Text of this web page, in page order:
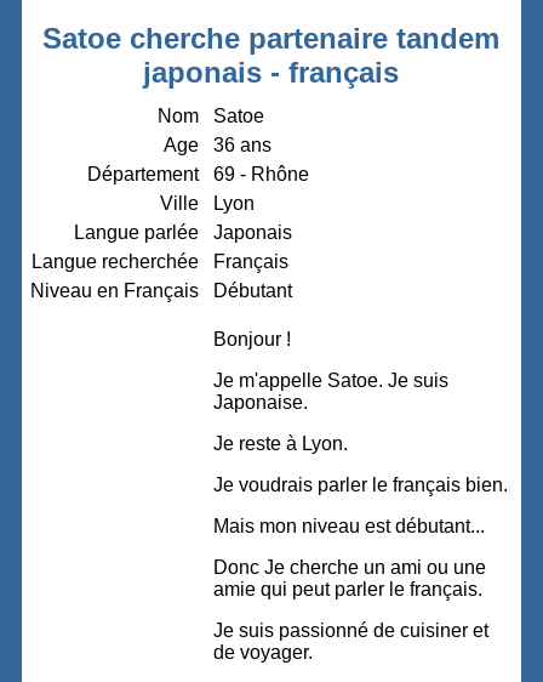
Satoe cherche partenaire tandem
japonais - français
Nom
Satoe
Age
36 ans
Département
69 - Rhône
Ville
Lyon
Langue parlée
Japonais
Langue recherchée
Français
Niveau en Français
Débutant
Bonjour !
Je m'appelle Satoe. Je suis
Japonaise.
Je reste à Lyon.
Je voudrais parler le français bien.
Mais mon niveau est débutant...
Donc Je cherche un ami ou une
amie qui peut parler le français.
Je suis passionné de cuisiner et
de voyager.